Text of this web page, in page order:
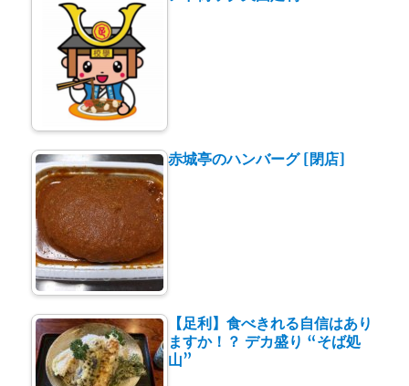
赤城亭のハンバーグ [閉店]
【足利】食べきれる自信はあり
ますか！？ デカ盛り “そば処
山”